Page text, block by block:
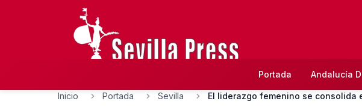
Portada Andalucía
Inicio Portada Sevilla El liderazgo femenino se consolida